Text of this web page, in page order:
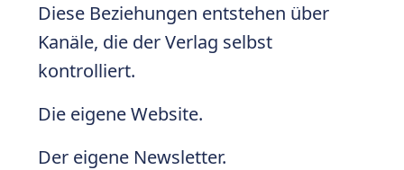
Diese Beziehungen entstehen über
Kanäle, die der Verlag selbst
kontrolliert.
Die eigene Website.
Der eigene Newsletter.